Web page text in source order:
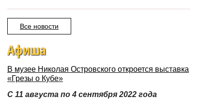
Все новости
Афиша
В музее Николая Островского откроется выставка
«Грезы о Кубе»
С 11 августа по 4 сентября 2022 года